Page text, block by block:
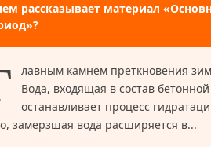
рассказывает материал
лавным камнем преткновения
Вода, входящая в состав
останавливает процесс
замерзшая вода расширяется в...